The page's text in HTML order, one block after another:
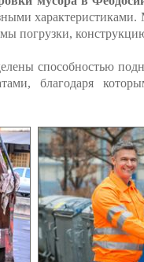
погрузки,
способностью
благодаря